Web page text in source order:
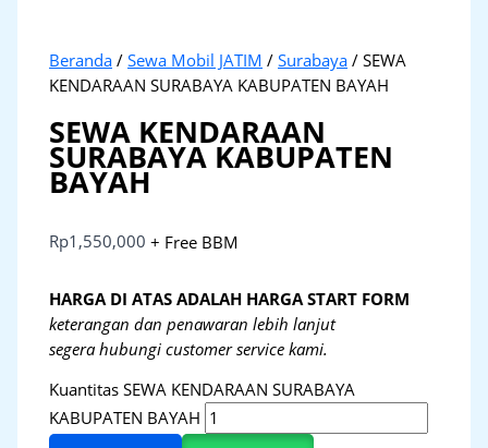
Beranda /Sewa Mobil JATIM /Surabaya / SEWA
KENDARAAN SURABAYA KABUPATEN BAYAH
SEWA KENDARAAN
SURABAYA KABUPATEN
BAYAH
Rp1,550,000 + Free BBM
HARGA DI ATAS ADALAH HARGA START FORM
keterangan dan penawaran lebih lanjut
segera hubungi customer service kami.
Kuantitas SEWA KENDARAAN SURABAYA
KABUPATEN BAYAH